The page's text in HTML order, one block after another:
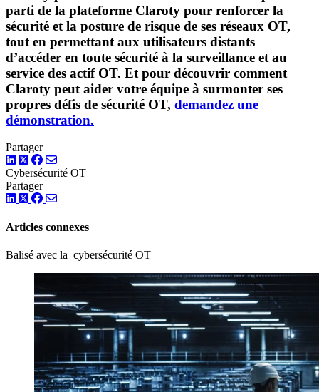
parti de la plateforme Claroty pour renforcer la
sécurité et la posture de risque de ses réseaux OT,
tout en permettant aux utilisateurs distants
d’accéder en toute sécurité à la surveillance et au
service des actif OT. Et pour découvrir comment
Claroty peut aider votre équipe à surmonter ses
propres défis de sécurité OT, demandez une
démonstration.
Partager
LinkedIn
TwitterFacebook
Cybersécurité OT
Partager
LinkedIn
TwitterFacebook
Articles connexes
Balisé avec la cybersécurité OT